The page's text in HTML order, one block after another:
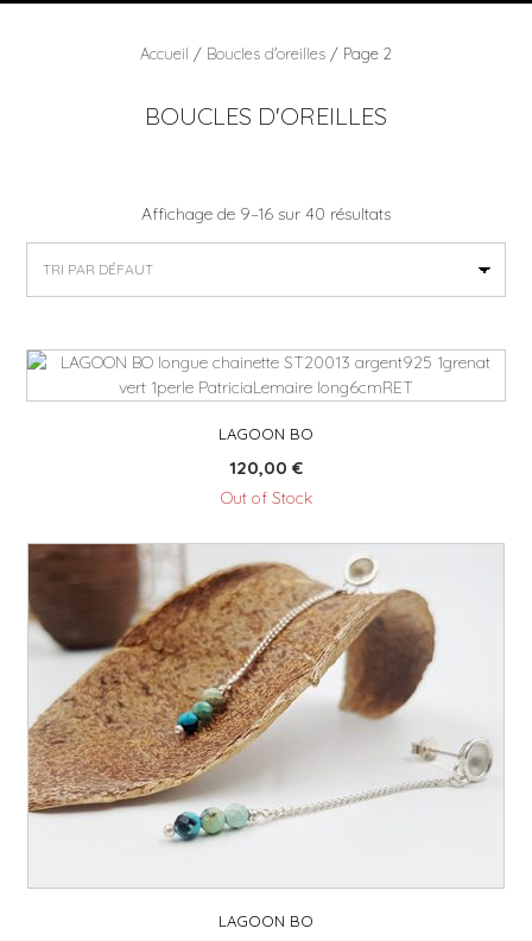
Accueil / Boucles d'oreilles / Page 2
BOUCLES D'OREILLES
Affichage de 9–16 sur 40 résultats
LAGOON BO
120,00 €
Out of Stock
LAGOON BO